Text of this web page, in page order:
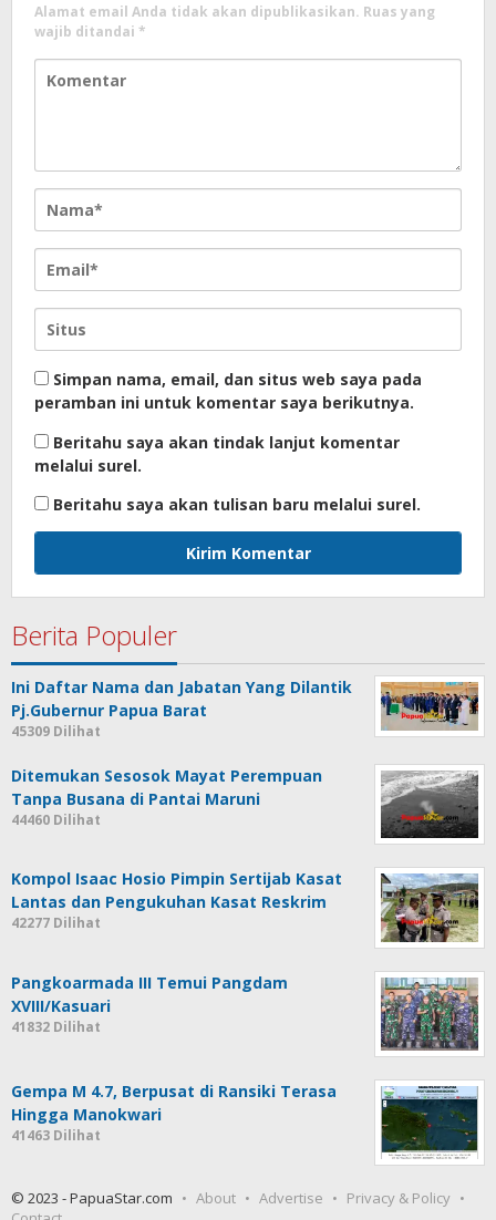
Alamat email Anda tidak akan dipublikasikan. Ruas yang
wajib ditandai *
Simpan nama, email, dan situs web saya pada
peramban ini untuk komentar saya berikutnya.
Beritahu saya akan tindak lanjut komentar
melalui surel.
Beritahu saya akan tulisan baru melalui surel.
Berita Populer
Ini Daftar Nama dan Jabatan Yang Dilantik
Pj.Gubernur Papua Barat
45309 Dilihat
Ditemukan Sesosok Mayat Perempuan
Tanpa Busana di Pantai Maruni
44460 Dilihat
Kompol Isaac Hosio Pimpin Sertijab Kasat
Lantas dan Pengukuhan Kasat Reskrim
42277 Dilihat
Pangkoarmada III Temui Pangdam
XVIII/Kasuari
41832 Dilihat
Gempa M 4.7, Berpusat di Ransiki Terasa
Hingga Manokwari
41463 Dilihat
© 2023 - PapuaStar.com About Advertise
Privacy & Policy